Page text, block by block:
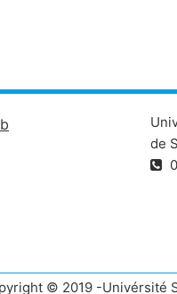
de
© 2019 -Univérsité